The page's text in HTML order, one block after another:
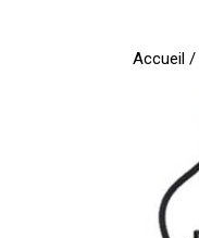
Accueil /